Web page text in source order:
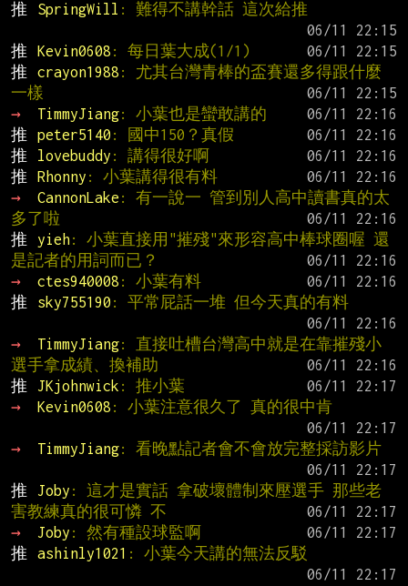
推
SpringWill : 難得不講幹話 這次給推
推
Kevin0608 : 每日葉大成(1/1)
推
crayon1988 : 尤其台灣青棒的盃賽還多得跟什麼
一樣
→
TimmyJiang: 小葉也是蠻敢講的
推
peter5140 : 國中150？真假
推
lovebuddy : 講得很好啊
推
Rhonny : 小葉講得很有料
→
CannonLake : 有一說一 管到別人高中讀書真的太
多了啦
推
yieh: 小葉直接用"摧殘"來形容高中棒球圈喔 還
是記者的用詞而已？
→
ctes940008 : 小葉有料
推
sky755190 : 平常屁話一堆 但今天真的有料
→
TimmyJiang: 直接吐槽台灣高中就是在靠摧殘小
選手拿成績、換補助
推
JKjohnwick : 推小葉
→
Kevin0608 : 小葉注意很久了 真的很中肯
→
TimmyJiang: 看晚點記者會不會放完整採訪影片
推
Joby : 這才是實話 拿破壞體制來壓選手 那些老
害教練真的很可憐 不
→
Joby : 然有種設球監啊
推
ashinly1021 : 小葉今天講的無法反駁